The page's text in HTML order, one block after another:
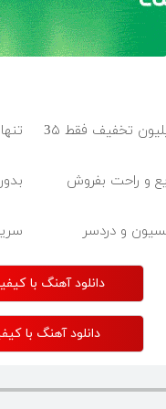
بلفاروپلاستی پلک پایین با ۱۰ میلیون تخفیف فقط 3۵
و راحت بفروش
دانلود آهنگ با
دانلود آهنگ با